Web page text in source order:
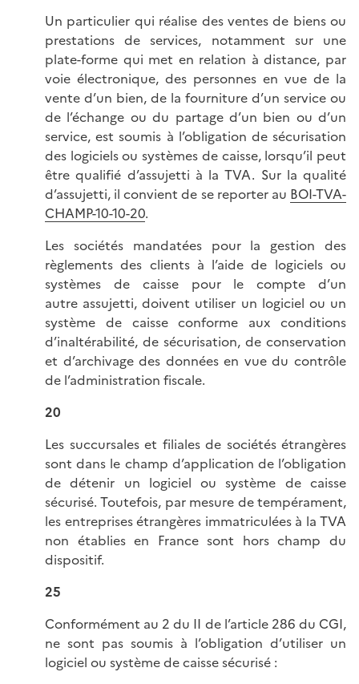
Un particulier qui réalise des ventes de biens ou
prestations de services, notamment sur une
plate-forme qui met en relation à distance, par
voie électronique, des personnes en vue de la
vente d’un bien, de la fourniture d’un service ou
de l’échange ou du partage d’un bien ou d’un
service, est soumis à l’obligation de sécurisation
des logiciels ou systèmes de caisse, lorsqu’il peut
être qualifié d’assujetti à la TVA. Sur la qualité
d’assujetti, il convient de se reporter au BOI-TVA-
CHAMP-10-10-20.
Les sociétés mandatées pour la gestion des
règlements des clients à l’aide de logiciels ou
systèmes de caisse pour le compte d’un
autre assujetti, doivent utiliser un logiciel ou un
système de caisse conforme aux conditions
d’inaltérabilité, de sécurisation, de conservation
et d’archivage des données en vue du contrôle
de l’administration fiscale.
20
Les succursales et filiales de sociétés étrangères
sont dans le champ d’application de l’obligation
de détenir un logiciel ou système de caisse
sécurisé. Toutefois, par mesure de tempérament,
les entreprises étrangères immatriculées à la TVA
non établies en France sont hors champ du
dispositif.
25
Conformément au 2 du II de l’article 286 du CGI,
ne sont pas soumis à l’obligation d’utiliser un
logiciel ou système de caisse sécurisé :